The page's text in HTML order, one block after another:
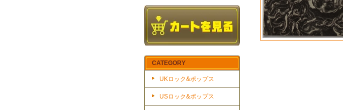
CATEGORY
UKロック&ポップス
USロック&ポップス